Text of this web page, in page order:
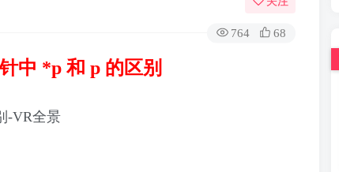
764 68
中 *p 和 p 的区别